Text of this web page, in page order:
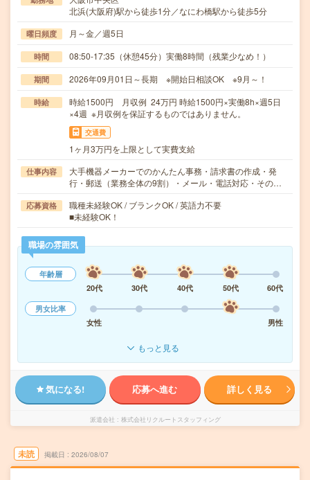
北浜(大阪府)駅から徒歩1分／なにわ橋駅から徒歩5分
曜日頻度 月～金／週5日
時間 08:50-17:35（休憩45分）実働8時間（残業少なめ！）
期間 2026年09月01日～長期 ※開始日相談OK ※9月～！
時給
時給1500円 月収例 24万円 時給1500円×実働8h×週5日
×4週 ※月収例を保証するものではありません。
交通費
1ヶ月3万円を上限として実費支給
仕事内容
大手機器メーカーでのかんたん事務・請求書の作成・発
行・郵送（業務全体の9割）・メール・電話対応・その…
応募資格
職種未経験OK / ブランクOK / 英語力不要
■未経験OK！
職場の雰囲気
年齢層
20代
30代 40代 50代
60代
男女比率
女性
男性
もっと見る
気になる! 応募へ進む 詳しく見る
派遣会社 株式会社リクルートスタッフィング
未読 掲載日 2026/08/07